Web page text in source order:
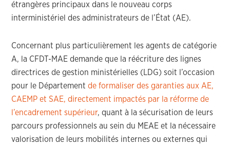
étrangères principaux dans le nouveau corps
interministériel des administrateurs de l’État (AE).
Concernant plus particulièrement les agents de catégorie
A, la CFDT-MAE demande que la réécriture des lignes
directrices de gestion ministérielles (LDG) soit l’occasion
pour le Départementde formaliser des garanties aux AE,
CAEMP et SAE, directement impactés par la réforme de
l’encadrement supérieur, quant à la sécurisation de leurs
parcours professionnels au sein du MEAE et la nécessaire
valorisation de leurs mobilités internes ou externes qui